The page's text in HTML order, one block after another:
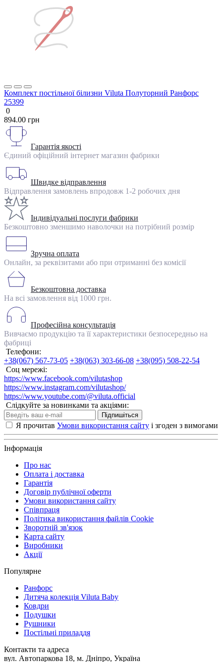
Комплект постільної білизни Viluta Полуторний Ранфорс
25399
0
894.00 грн
Гарантія якості
Єдиний офіційний інтернет магазин фабрики
Швидке відправлення
Відправлення замовлень впродовж 1-2 робочих дня
Індивідуальні послуги фабрики
Безкоштовно зменшимо наволочки на потрібний розмір
Зручна оплата
Онлайн, за реквізитами або при отриманні без комісії
Безкоштовна доставка
На всі замовлення від 1000 грн.
Професійна консультація
Вивчаємо продукцію та її характеристики безпосередньо на
фабриці
Телефони:
+38(067) 567-73-05 +38(063) 303-66-08 +38(095) 508-22-54
Соц мережі:
https://www.facebook.com/vilutashop
https://www.instagram.com/vilutashop/
https://www.youtube.com/@viluta.official
Слідкуйте за новинками та акціями:
Підпишіться
Я прочитав Умови використання сайту і згоден з вимогами
Інформація
Про нас
Оплата і доставка
Гарантія
Договір публічної оферти
Умови використання сайту
Співпраця
Політика використання файлів Cookie
Зворотній зв'язок
Карта сайту
Виробники
Акції
Популярне
Ранфорс
Дитяча колекція Viluta Baby
Ковдри
Подушки
Рушники
Постільні приладдя
Контакти та адреса
вул. Автопаркова 18, м. Дніпро, Україна